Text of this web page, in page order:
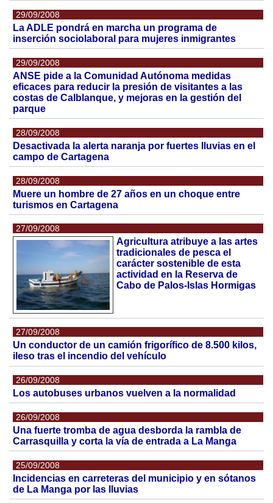
29/09/2008
La ADLE pondrá en marcha un programa de
inserción sociolaboral para mujeres inmigrantes
29/09/2008
ANSE pide a la Comunidad Autónoma medidas
eficaces para reducir la presión de visitantes a las
costas de Calblanque, y mejoras en la gestión del
parque
28/09/2008
Desactivada la alerta naranja por fuertes lluvias en el
campo de Cartagena
28/09/2008
Muere un hombre de 27 años en un choque entre
turismos en Cartagena
27/09/2008
Agricultura atribuye a las artes
tradicionales de pesca el
carácter sostenible de esta
actividad en la Reserva de
Cabo de Palos-Islas Hormigas
27/09/2008
Un conductor de un camión frigorífico de 8.500 kilos,
ileso tras el incendio del vehículo
26/09/2008
Los autobuses urbanos vuelven a la normalidad
26/09/2008
Una fuerte tromba de agua desborda la rambla de
Carrasquilla y corta la vía de entrada a La Manga
25/09/2008
Incidencias en carreteras del municipio y en sótanos
de La Manga por las lluvias